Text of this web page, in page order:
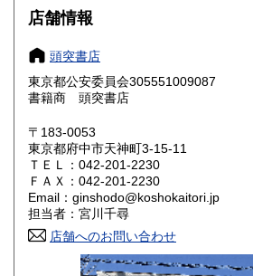
岐阜県
愛知県
滋賀県
大阪府 1,800円
奈良県 1,800円
鳥取県
1,800円 広島
店舗情報
頭突書店
東京都公安委員会305551009087
書籍商 頭突書店
〒183-0053
東京都府中市天神町3-15-11
ＴＥＬ：042-201-2230
ＦＡＸ：042-201-2230
Email：ginshodo@koshokaitori.jp
担当者：宮川千尋
店舗へのお問い合わせ